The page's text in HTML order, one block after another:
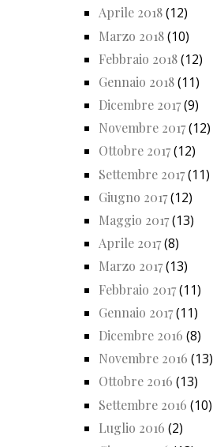
Aprile 2018(12)
Marzo 2018(10)
Febbraio 2018(12)
Gennaio 2018(11)
Dicembre 2017(9)
Novembre 2017(12)
Ottobre 2017(12)
Settembre 2017(11)
Giugno 2017(12)
Maggio 2017(13)
Aprile 2017(8)
Marzo 2017(13)
Febbraio 2017(11)
Gennaio 2017(11)
Dicembre 2016 (8)
Novembre 2016 (13)
Ottobre 2016 (13)
Settembre 2016 (10)
Luglio 2016 (2)